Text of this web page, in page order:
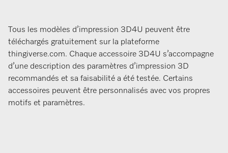
Tous les modèles d’impression 3D4U peuvent être
téléchargés gratuitement sur la plateforme
thingiverse.com. Chaque accessoire 3D4U s’accompagne
d’une description des paramètres d’impression 3D
recommandés et sa faisabilité a été testée. Certains
accessoires peuvent être personnalisés avec vos propres
motifs et paramètres.